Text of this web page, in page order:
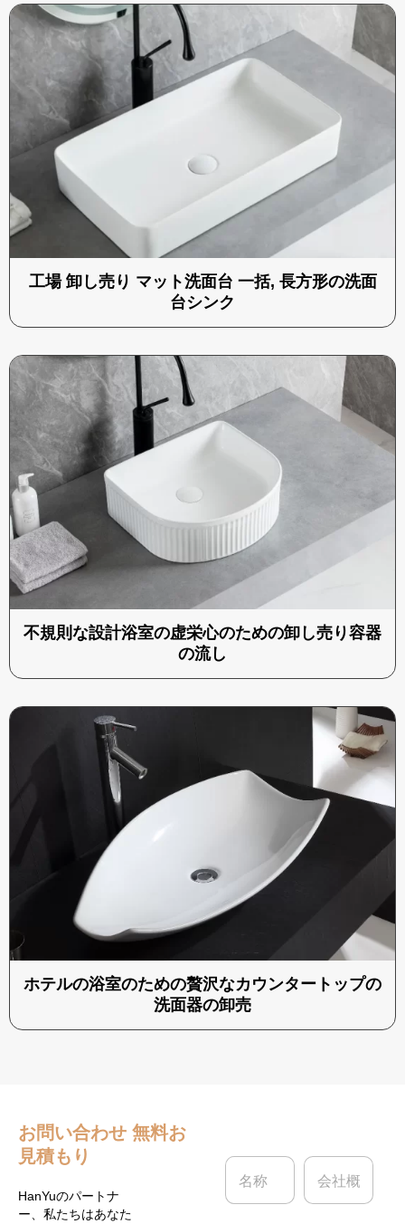
工場 卸し売り マット洗面台 一括, 長方形の洗面
台シンク
不規則な設計浴室の虚栄心のための卸し売り容器
の流し
ホテルの浴室のための贅沢なカウンタートップの
洗面器の卸売
お問い合わせ 無料お
見積もり
HanYuのパートナ
ー、私たちはあなた
名
*
会
概